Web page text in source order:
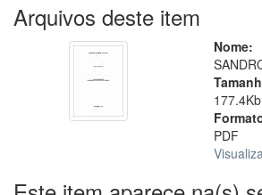
Arquivos deste item
Nome:
177.4Kb
PDF